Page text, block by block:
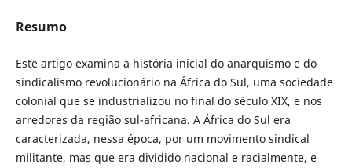
Resumo
Este artigo examina a história inicial do anarquismo e do
sindicalismo revolucionário na África do Sul, uma sociedade
colonial que se industrializou no final do século XIX, e nos
arredores da região sul-africana. A África do Sul era
caracterizada, nessa época, por um movimento sindical
militante, mas que era dividido nacional e racialmente, e